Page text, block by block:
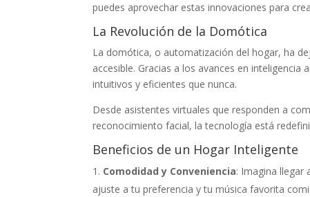
puedes aprovechar estas innovaciones para
La Revolución de la Domótica
La domótica, o automatización del hogar, ha
accesible. Gracias a los avances en
intuitivos y eficientes que nunca.
Desde asistentes virtuales que responden a
reconocimiento facial, la tecnología está
Beneficios de un Hogar Inteligente
Comodidad y Conveniencia: Imagina llegar
ajuste a tu preferencia y tu música favorita